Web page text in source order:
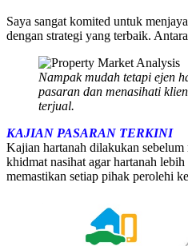
Saya sangat komited untuk
dengan strategi yang terbaik.
Nampak mudah tetapi ejen
pasaran dan menasihati
terjual.
KAJIAN PASARAN TERKINI
Kajian hartanah dilakukan
khidmat nasihat agar hartanah
memastikan setiap pihak perolehi